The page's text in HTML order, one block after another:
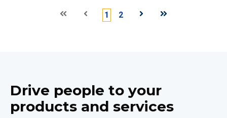
Eerste Vorige
1 2 VolgendeLaatste
Drive people to your
products and services